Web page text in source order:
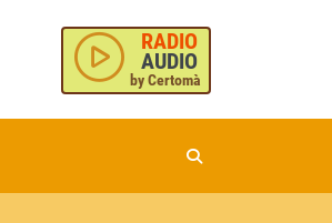
RADIO
AUDIO
by Certomà